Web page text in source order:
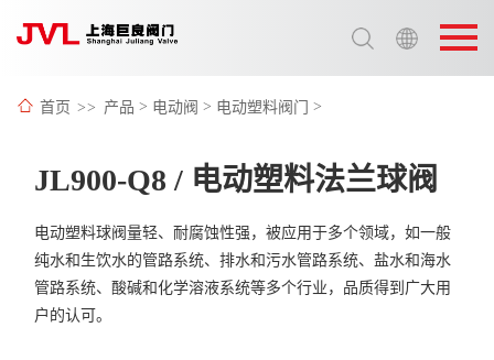
选择语言:
英语 / English
首页 >> 产品 > 电动阀 > 电动塑料阀门 >
JL900-Q8 / 电动塑料法兰球阀
电动塑料球阀量轻、耐腐蚀性强，被应用于多个领域，如一般
纯水和生饮水的管路系统、排水和污水管路系统、盐水和海水
管路系统、酸碱和化学溶液系统等多个行业，品质得到广大用
户的认可。